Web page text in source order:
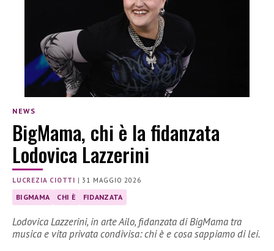
NEWS
BigMama, chi è la fidanzata
Lodovica Lazzerini
LUCREZIA CIOTTI |31 MAGGIO 2026
BIGMAMA CHI È FIDANZATA
Lodovica Lazzerini, in arte Ailo, fidanzata di BigMama tra
musica e vita privata condivisa: chi è e cosa sappiamo di lei.